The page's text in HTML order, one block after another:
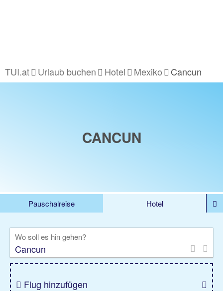
TUI.at Urlaub buchen Hotel Mexiko Cancun
CANCUN
Pauschalreise
Hotel
Rundreise
Kreuzfahrt
Gruppenreise
Camper Privattransfer
Wo soll es hin gehen?
Flug hinzufügen